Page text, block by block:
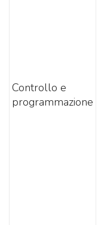
Controllo e
programmazione